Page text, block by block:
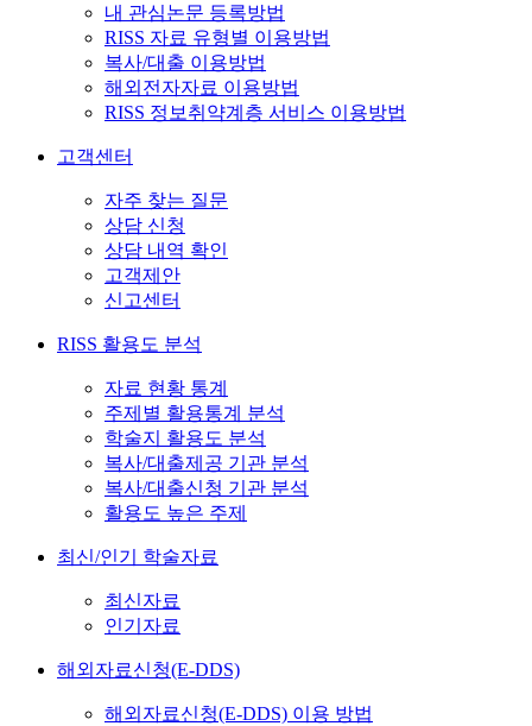
내 관심논문 등록방법
RISS 자료 유형별 이용방법
복사/대출 이용방법
해외전자자료 이용방법
RISS 정보취약계층 서비스 이용방법
고객센터
자주 찾는 질문
상담 신청
상담 내역 확인
고객제안
신고센터
RISS 활용도 분석
자료 현황 통계
주제별 활용통계 분석
학술지 활용도 분석
복사/대출제공 기관 분석
복사/대출신청 기관 분석
활용도 높은 주제
최신/인기 학술자료
최신자료
인기자료
해외자료신청(E-DDS)
해외자료신청(E-DDS) 이용 방법